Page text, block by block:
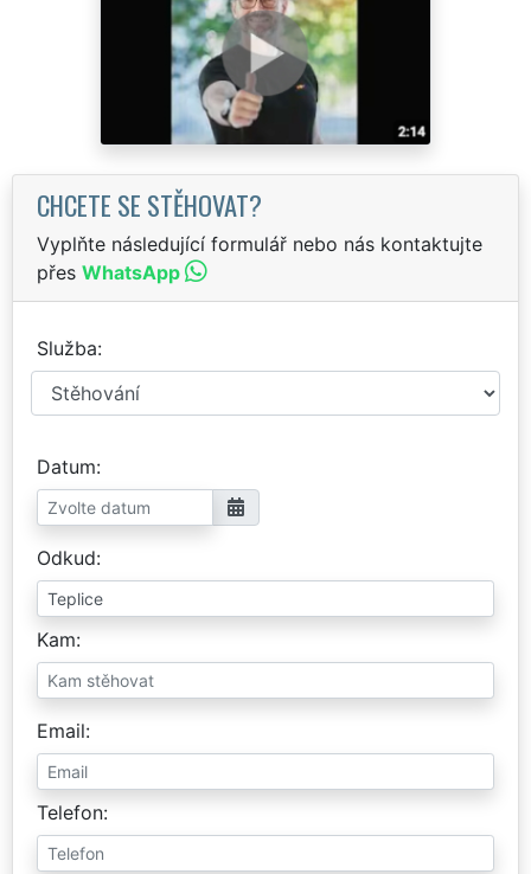
CHCETE SE STĚHOVAT?
Vyplňte následující formulář nebo nás kontaktujte
přes WhatsApp
Služba
Datum
Odkud
Kam
Email
Telefon